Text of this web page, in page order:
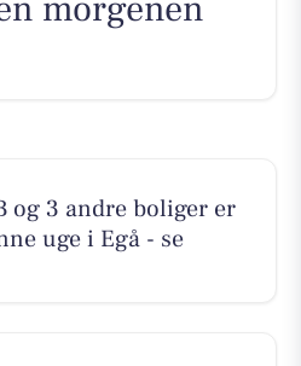
og 3 andre boliger er
uge i Egå - se